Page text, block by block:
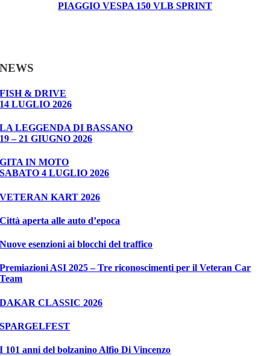
PIAGGIO VESPA 150 VLB SPRINT
NEWS
FISH & DRIVE
14 LUGLIO 2026
LA LEGGENDA DI BASSANO
19 – 21 GIUGNO 2026
GITA IN MOTO
SABATO 4 LUGLIO 2026
VETERAN KART 2026
Città aperta alle auto d’epoca
Nuove esenzioni ai blocchi del traffico
Premiazioni ASI 2025 – Tre riconoscimenti per il Veteran Car
Team
DAKAR CLASSIC 2026
SPARGELFEST
I 101 anni del bolzanino Alfio Di Vincenzo